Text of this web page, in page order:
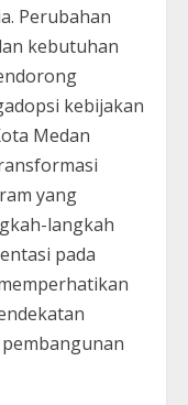
Perubahan
kebutuhan
kebijakan
Medan
yang
langkah
pada